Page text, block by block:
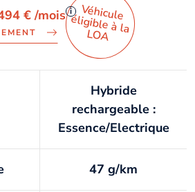
€/mois i
Véhicule
éligible à la
LO
A
Hybride
rechargeable :
Essence/Electrique
47 g/km